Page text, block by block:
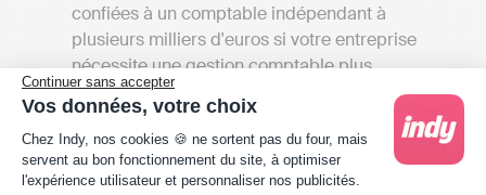
Continuer sans accepter
Vos données, votre choix
Plateforme de Gestion du Consentement :
Chez Indy, nos cookies 🍪 ne sortent pas du four, mais
servent au bon fonctionnement du site, à optimiser
l'expérience utilisateur et personnaliser nos publicités.
confiées à un comptable indépendant à
plusieurs milliers d'euros si votre entreprise
nécessite une gestion comptable plus
complexe. En revanche, pour une solution en
ligne comme Indy, les coûts se situent entre 240
€ et 588 € / an HT en fonction de la taille de
l'entreprise, car Indy n'assiste que les